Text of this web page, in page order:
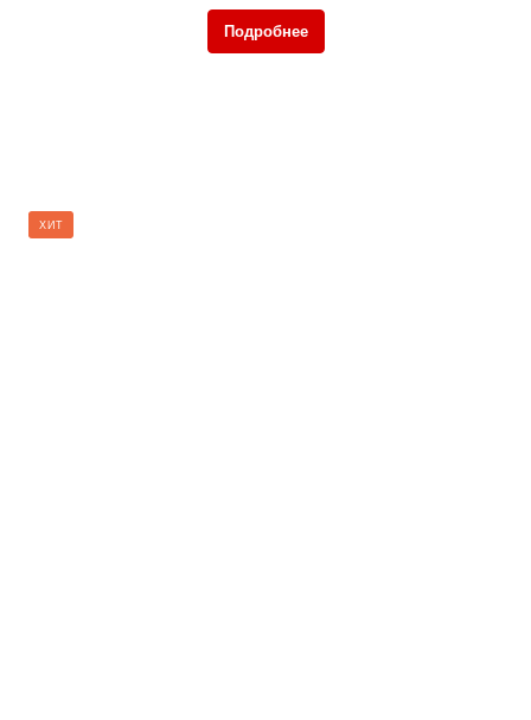
Подробнее
ХИТ